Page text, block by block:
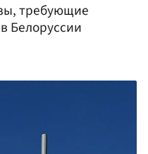
требующие
Белоруссии